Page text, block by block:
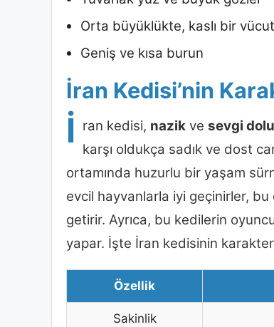
Orta büyüklükte, kaslı bir vücut
Geniş ve kısa burun
İran Kedisi’nin
İ ran kedisi, nazik ve sevgi dolu
karşı oldukça sadık ve dost
ortamında huzurlu bir yaşam
evcil hayvanlarla iyi geçinirler,
getirir. Ayrıca, bu kedilerin
yapar. İşte İran kedisinin
Özellik
Sakinlik